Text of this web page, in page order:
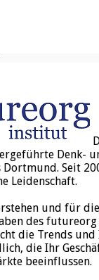
Denk-
Seit
Leidenschaft.
und für
des
die Trends und
die Ihr
beeinflussen.